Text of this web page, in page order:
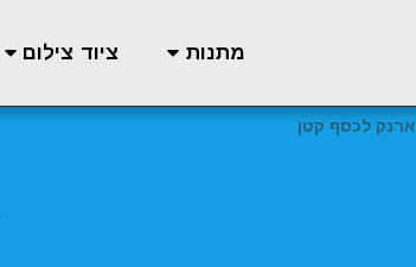
מתנות ציוד צילום
ארנק לכסף קטן